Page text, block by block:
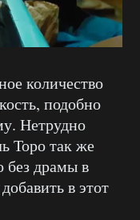
количество
подобно
Нетрудно
Торо так же
без драмы в
в этот